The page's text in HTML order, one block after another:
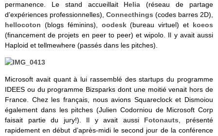
permanence. Le stand accueillait Helia (réseau de partage
d’expériences professionnelles), Connecthings (codes barres 2D),
hellocoton (blogs féminins), oodesk(bureau virtuel) et koeos
(financement de projets en peer to peer) et wipolo. Il y avait aussi
Haploid et tellmewhere (passés dans les pitches).
Microsoft avait quant à lui rassemblé des startups du programme
IDEES ou du programme Bizsparks dont une moitié venait hors de
France. Chez les français, nous avions Squareclock et Dismoiou
également dans les pitches (Julien Codorniou de Microsoft Corp
faisait partie du jury!). Il y avait aussi Fotonauts , présenté
rapidement en début d’après-midi le second jour de la conférence